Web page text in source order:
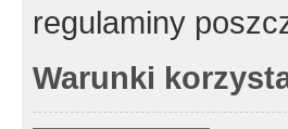
regulaminy
Warunki